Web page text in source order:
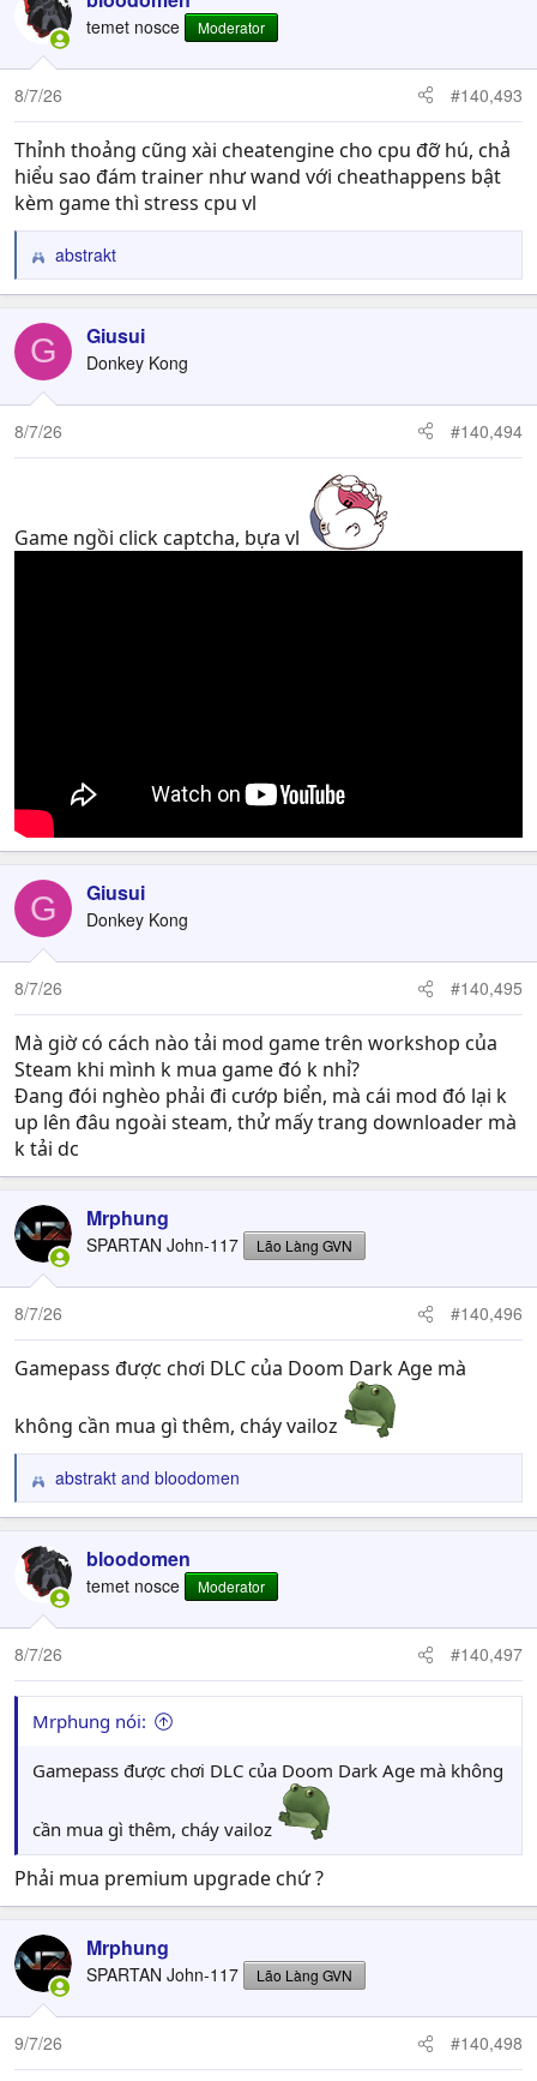
t
o
n
s
temet nosce Moderator
8/7/26 #140,493
Thỉnh thoảng cũng xài cheatengine cho cpu đỡ hú, chả
hiểu sao đám trainer như wand với cheathappens bật
kèm game thì stress cpu vl
R
e
c
t
i
o
n
s
abstrakt
G Giusui
Donkey Kong
8/7/26 #140,494
Game ngồi click captcha, bựa vl
G Giusui
Donkey Kong
8/7/26 #140,495
Mà giờ có cách nào tải mod game trên workshop của
Steam khi mình k mua game đó k nhỉ?
Đang đói nghèo phải đi cướp biển, mà cái mod đó lại k
up lên đâu ngoài steam, thử mấy trang downloader mà
k tải dc
Mrphung
SPARTAN John-117 Lão Làng GVN
8/7/26 #140,496
Gamepass được chơi DLC của Doom Dark Age mà
không cần mua gì thêm, cháy vailoz
R
e
c
t
o
n
:
abstrakt and bloodomen
bloodomen
temet nosce Moderator
8/7/26 #140,497
Mrphung nói:
Gamepass được chơi DLC của Doom Dark Age mà không
cần mua gì thêm, cháy vailoz
Phải mua premium upgrade chứ ?
Mrphung
SPARTAN John-117 Lão Làng GVN
9/7/26 #140,498